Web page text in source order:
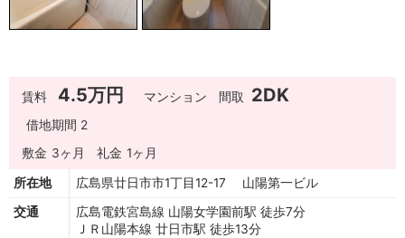
賃料 4.5万円 マンション 間取 2DK
借地期間 2
敷金 3ヶ月 礼金 1ヶ月
所在地
広島県廿日市市1丁目12-17 山陽第一ビル
交通
広島電鉄宮島線 山陽女学園前駅 徒歩7分
ＪＲ山陽本線 廿日市駅 徒歩13分